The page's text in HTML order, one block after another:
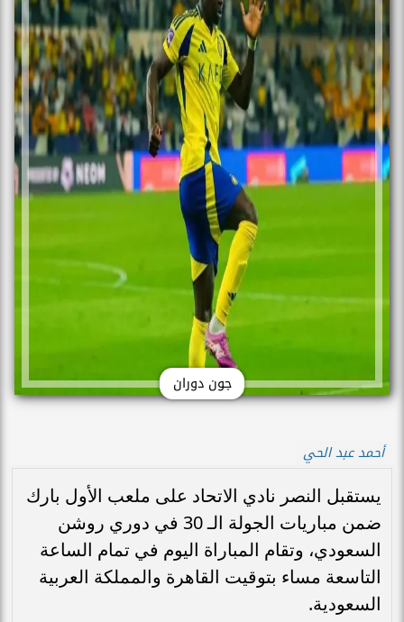
جون دوران
أحمد عبد الحي
يستقبل النصر نادي الاتحاد على ملعب الأول بارك
ضمن مباريات الجولة الـ 30 في دوري روشن
السعودي، وتقام المباراة اليوم في تمام الساعة
التاسعة مساء بتوقيت القاهرة والمملكة العربية
السعودية.